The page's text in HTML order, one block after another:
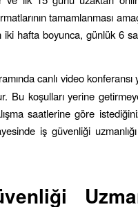
tamamlanması
iki hafta boyunca, günlük 6
canlı video konferansı
Bu koşulları yerine
saatlerine göre
iş güvenliği